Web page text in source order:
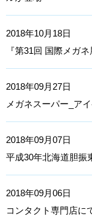
2018年10月18日
『第31回 国際メガ
2018年09月27日
メガネスーパー_ア
2018年09月07日
平成30年北海道胆振
2018年09月06日
コンタクト専門店に